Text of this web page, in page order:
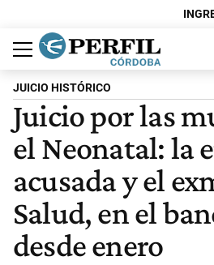
Política
Economía
Judiciales
Sociedad
Cultura
Espectáculos
Deportes
Protagonistas
JUICIO HISTÓRICO
Juicio por las
el Neonatal: la
acusada y el
Salud, en el
desde enero